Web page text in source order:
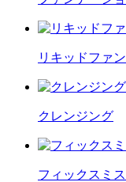
リキッドファ
クレンジング
フィックスミス